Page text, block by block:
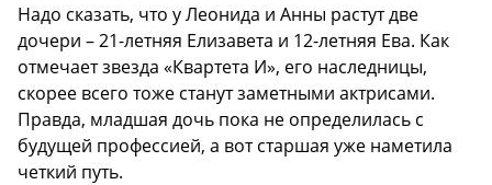
Надо сказать, что у Леонида и Анны растут две
дочери – 21-летняя Елизавета и 12-летняя Ева. Как
отмечает звезда «Квартета И», его наследницы,
скорее всего тоже станут заметными актрисами.
Правда, младшая дочь пока не определилась с
будущей профессией, а вот старшая уже наметила
четкий путь.